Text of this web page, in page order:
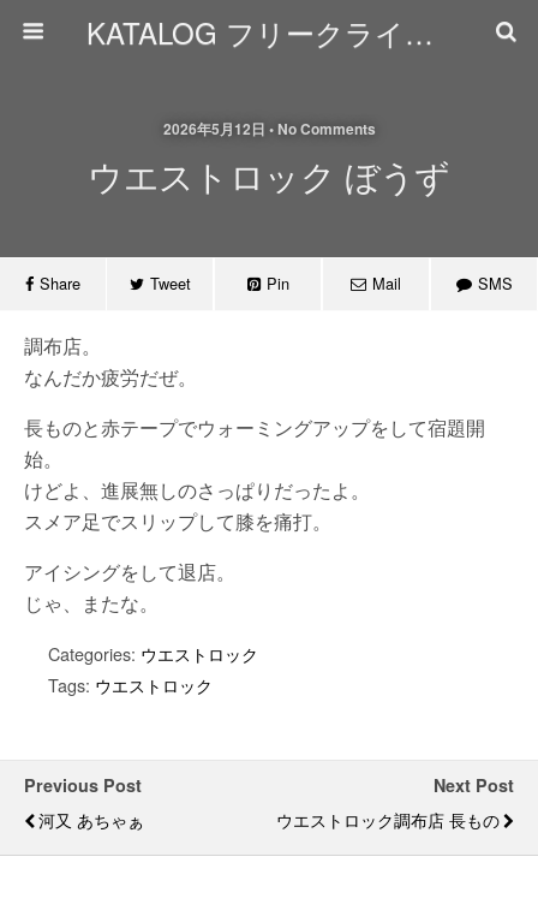
KATALOG フリークライミング日誌
2026年5月12日 • No Comments
ウエストロック ぼうず
Share Tweet Pin Mail SMS
調布店。
なんだか疲労だぜ。
長ものと赤テープでウォーミングアップをして宿題開
始。
けどよ、進展無しのさっぱりだったよ。
スメア足でスリップして膝を痛打。
アイシングをして退店。
じゃ、またな。
Categories: ウエストロック
Tags: ウエストロック
Previous Post
河又 あちゃぁ
Next Post
ウエストロック調布店 長もの